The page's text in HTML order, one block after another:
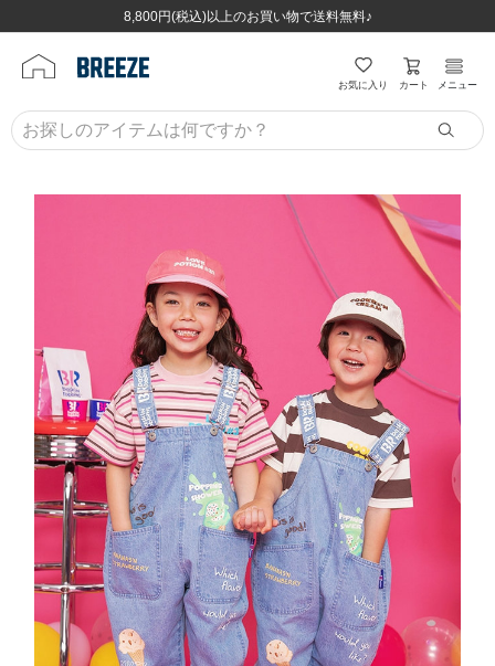
8,800円(税込)以上のお買い物で送料無料♪
ほぼ全品半額！！8/12(水)お昼12:59まで！！
8,800円(税込)以上のお買い物で送料無料♪
ほぼ全品半額！！8/12(水)お昼12:59まで！！
お気に入り カート メニュー